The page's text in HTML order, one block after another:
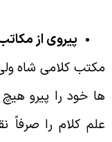
پیروی از مکاتب
کلامی شاه ولی
خود را پیرو هیچ
کلام را صرفاً